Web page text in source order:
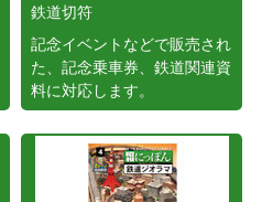
鉄道切符
記念イベントなどで販売され
た、記念乗車券、鉄道関連資
料に対応します。